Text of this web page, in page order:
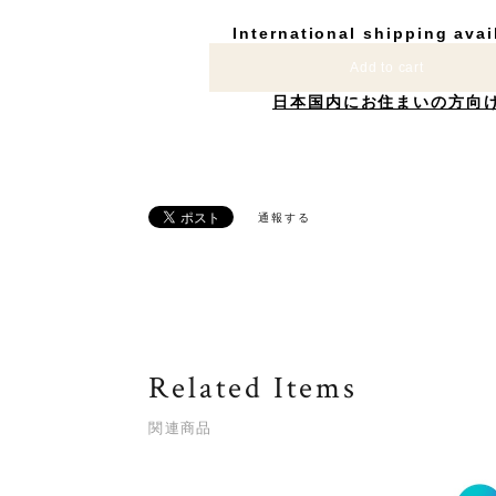
International shipping
Add to cart
日本国内にお住まいの方向
通報する
Related Items
関連商品